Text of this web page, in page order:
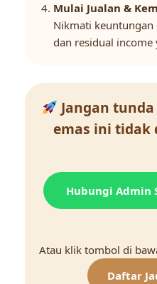
Mulai Jualan &
Nikmati keuntungan
dan residual income
Jangan
emas ini tidak
Hubungi Admin
Atau klik tombol di
Daftar